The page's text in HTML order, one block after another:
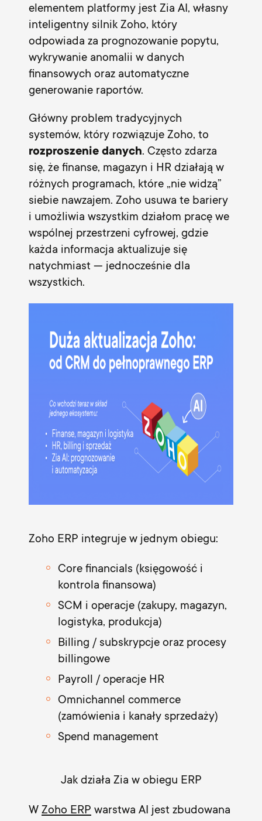
elementem platformy jest Zia AI, własny
inteligentny silnik Zoho, który
odpowiada za prognozowanie popytu,
wykrywanie anomalii w danych
finansowych oraz automatyczne
generowanie raportów.
Główny problem tradycyjnych
systemów, który rozwiązuje Zoho, to
rozproszenie danych. Często zdarza
się, że finanse, magazyn i HR działają w
różnych programach, które „nie widzą”
siebie nawzajem. Zoho usuwa te bariery
i umożliwia wszystkim działom pracę we
wspólnej przestrzeni cyfrowej, gdzie
każda informacja aktualizuje się
natychmiast — jednocześnie dla
wszystkich.
Zoho ERP integruje w jednym obiegu:
Core financials (księgowość i
kontrola finansowa)
SCM i operacje (zakupy, magazyn,
logistyka, produkcja)
Billing / subskrypcje oraz procesy
billingowe
Payroll / operacje HR
Omnichannel commerce
(zamówienia i kanały sprzedaży)
Spend management
Jak działa Zia w obiegu ERP
W Zoho ERP warstwa AI jest zbudowana